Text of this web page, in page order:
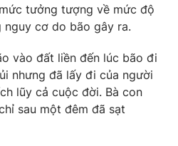
Podcast
Infographic
Shorts video
tưởng tượng về mức độ
nguy cơ do bão gây ra.
vào đất liền đến lúc bão đi
nhưng đã lấy đi của người
lũy cả cuộc đời. Bà con
sau một đêm đã sạt